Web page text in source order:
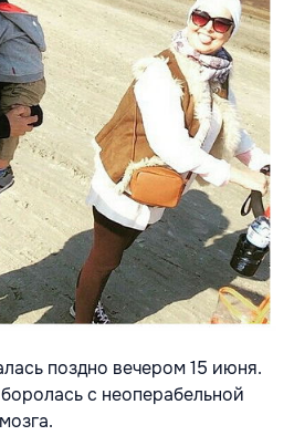
поздно вечером 15 июня.
с неоперабельной